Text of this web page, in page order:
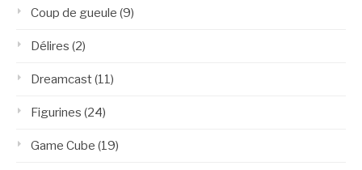
Coup de gueule (9)
Délires (2)
Dreamcast(11)
Figurines (24)
Game Cube (19)